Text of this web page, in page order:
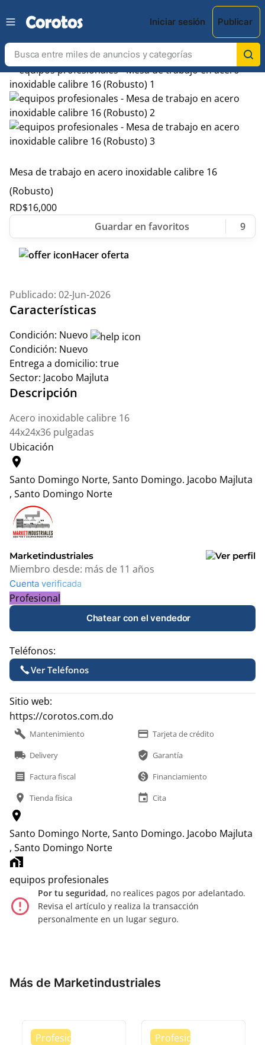
Iniciar sesión Publicar
Mesa de trabajo en acero inoxidable calibre 16
(Robusto)
RD$16,000
9
Hacer oferta
Publicado: 02-Jun-2026
Características
Condición: Nuevo
Condición: Nuevo
Entrega a domicilio: true
Sector: Jacobo Majluta
Descripción
Acero inoxidable calibre 16
44x24x36 pulgadas
Ubicación
location_on
Santo Domingo Norte, Santo Domingo. Jacobo Majluta
, Santo Domingo Norte
+
−
Marketindustriales
Miembro desde: más de 11 años
Cuenta verificada
Profesional
Chatear con el vendedor
Teléfonos:
Ver Teléfonos
Sitio web:
https://corotos.com.do
build Mantenimiento payment Tarjeta de crédito
local_shipping Delivery verified_user Garantía
receipt Factura fiscal monetization_on Financiamiento
location_on Tienda física event Cita
location_on
Santo Domingo Norte, Santo Domingo. Jacobo Majluta
, Santo Domingo Norte
home_work
equipos profesionales
error_outline
Por tu seguridad, no realices pagos por adelantado.
Revisa el artículo y realiza la transacción
personalmente en un lugar seguro.
Más de Marketindustriales